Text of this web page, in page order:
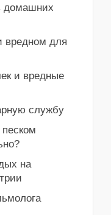
домашних
вредном для
и вредные
службу
песком
на